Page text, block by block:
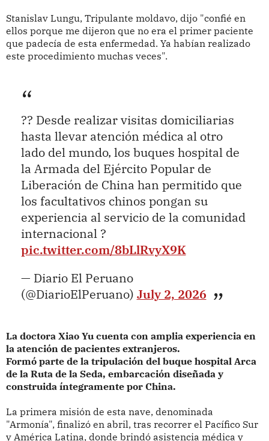
Stanislav Lungu, Tripulante moldavo, dijo "confié en
ellos porque me dijeron que no era el primer paciente
que padecía de esta enfermedad. Ya habían realizado
este procedimiento muchas veces".
?? Desde realizar visitas domiciliarias
hasta llevar atención médica al otro
lado del mundo, los buques hospital de
la Armada del Ejército Popular de
Liberación de China han permitido que
los facultativos chinos pongan su
experiencia al servicio de la comunidad
internacional ?
pic.twitter.com/8bLlRvyX9K
— Diario El Peruano
(@DiarioElPeruano) July 2, 2026
La doctora Xiao Yu cuenta con amplia experiencia en
la atención de pacientes extranjeros.
Formó parte de la tripulación del buque hospital Arca
de la Ruta de la Seda, embarcación diseñada y
construida íntegramente por China.
La primera misión de esta nave, denominada
"Armonía", finalizó en abril, tras recorrer el Pacífico Sur
y América Latina, donde brindó asistencia médica y